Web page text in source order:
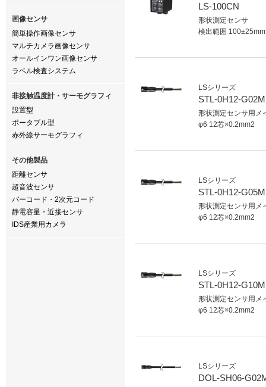
画像センサ
簡単操作画像センサ
マルチカメラ画像センサ
オールインワン画像センサ
ラベル検査システム
非接触温度計・サーモグラフィ
設置型
ポータブル型
赤外線サーモグラフィ
その他製品
距離センサ
超音波センサ
バーコード・2次元コード
静電容量・近接センサ
IDS産業用カメラ
LS-100CN
形状測定センサ
検出範囲 100±25mm
LSシリーズ
STL-0H12-G02M
形状測定センサ用メ
φ6 12芯×0.2mm2
LSシリーズ
STL-0H12-G05M
形状測定センサ用メ
φ6 12芯×0.2mm2
LSシリーズ
STL-0H12-G10M
形状測定センサ用メ
φ6 12芯×0.2mm2
LSシリーズ
DOL-SH06-